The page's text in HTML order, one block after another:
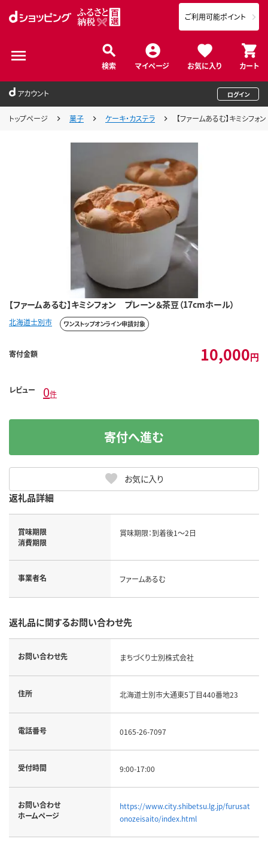
検索 マイページ お気に入り カート
ご利用可能ポイント
アカウント ログイン
トップページ 菓子 ケーキ・カステラ 【ファームあるむ】キミシフ
【ファームあるむ】キミシフォン プレーン＆茶豆（17cmホール）
北海道士別市 ワンストップオンライン申請対象
寄付金額 10,000円
レビュー 0件
お気に入り
寄付へ進む
返礼品詳細
賞味期限
消費期限
賞味期限：到着後1～2日
事業者名 ファームあるむ
返礼品に関するお問い合わせ先
お問い合わせ先 まちづくり士別株式会社
住所 北海道士別市大通東5丁目440番地23
電話番号 0165-26-7097
受付時間 9:00-17:00
お問い合わせ
ホームページ
https://www.city.shibetsu.lg.jp/furusat
onozeisaito/index.html